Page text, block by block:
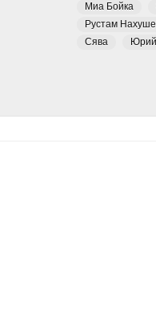
Миа Бойка
Рустам
Сява